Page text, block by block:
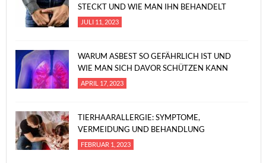
STECKT UND WIE MAN IHN BEHANDELT
JULI 11, 2023
WARUM ASBEST SO GEFÄHRLICH IST UND
WIE MAN SICH DAVOR SCHÜTZEN KANN
APRIL 17, 2023
TIERHAARALLERGIE: SYMPTOME,
VERMEIDUNG UND BEHANDLUNG
FEBRUAR 1, 2023